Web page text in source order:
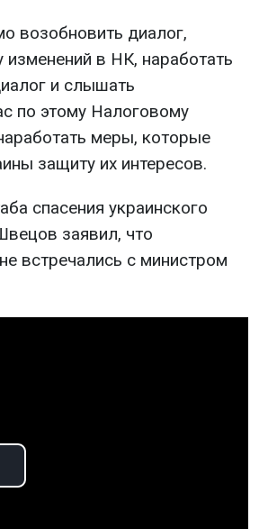
возобновить диалог,
изменений в НК, наработать
и слышать
по этому Налоговому
меры, которые
защиту их интересов.
спасения украинского
заявил, что
встречались с министром